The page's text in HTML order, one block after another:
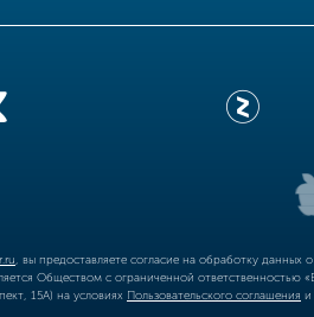
, вы предоставляете согласие на обработку
Обществом с ограниченной
15А) на условиях Пользовательского соглашения и